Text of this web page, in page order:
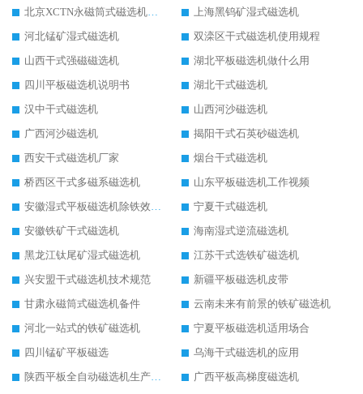
北京XCTN永磁筒式磁选机磁块位置
上海黑钨矿湿式磁选机
河北锰矿湿式磁选机
双滦区干式磁选机使用规程
山西干式强磁磁选机
湖北平板磁选机做什么用
四川平板磁选机说明书
湖北干式磁选机
汉中干式磁选机
山西河沙磁选机
广西河沙磁选机
揭阳干式石英砂磁选机
西安干式磁选机厂家
烟台干式磁选机
桥西区干式多磁系磁选机
山东平板磁选机工作视频
安徽湿式平板磁选机除铁效果怎么样
宁夏干式磁选机
安徽铁矿干式磁选机
海南湿式逆流磁选机
黑龙江钛尾矿湿式磁选机
江苏干式选铁矿磁选机
兴安盟干式磁选机技术规范
新疆平板磁选机皮带
甘肃永磁筒式磁选机备件
云南未来有前景的铁矿磁选机
河北一站式的铁矿磁选机
宁夏平板磁选机适用场合
四川锰矿平板磁选
乌海干式磁选机的应用
陕西平板全自动磁选机生产厂家
广西平板高梯度磁选机